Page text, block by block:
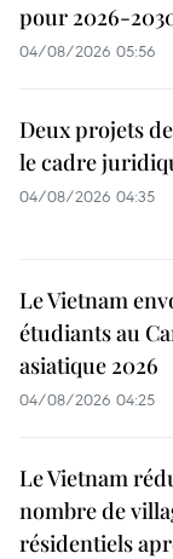
pour 2026-
04/08/2026 05:56
Deux projets
le cadre
04/08/2026 04:35
Le Vietnam
étudiants au
asiatique 2026
04/08/2026 04:25
Le Vietnam
nombre de
résidentiels